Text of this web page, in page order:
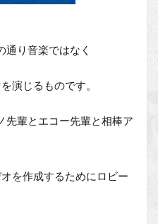
通り音楽ではなく
演じるものです。
先輩とエコー先輩と相棒ア
を作成するためにロビー